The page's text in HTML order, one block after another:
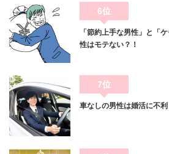
6位
「節約上手な男性」と「
性はモテない？！
7位
車なしの男性は婚活に不利